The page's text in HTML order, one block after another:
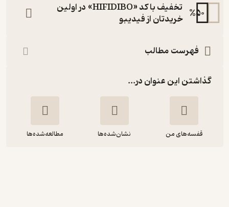
%50
تخفیف با کد «HIFIDIBO» در اولین
خریدتان از فیدیبو
فهرست مطالب
گذاشتن این عنوان در...
قفسه‌های من نشان‌شده‌ها مطالعه‌شده‌ها